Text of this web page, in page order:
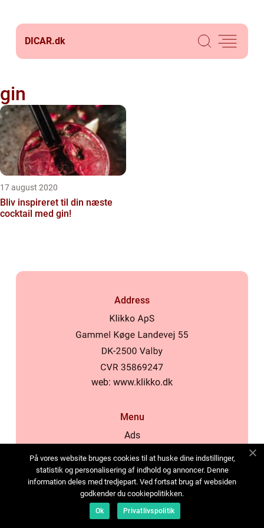
DICAR.dk
gin
17 august 2020
Bliv inspireret til din næste
cocktail med gin!
Address
web: www.klikko.dk
Menu
Ads
Cookies
Contact
Sitemap
På vores website bruges cookies til at huske dine indstillinger,
statistik og personalisering af indhold og annoncer. Denne
information deles med tredjepart. Ved fortsat brug af websiden
godkender du cookiepolitikken.
Ok Privatlivspolitik